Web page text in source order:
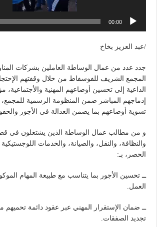
00:00
/عبد العزيز بخاخ
جدد عدد من عمال الوساطة العاملين بشركات
المجمع الشريف للفوسفاط من خلال وقفتهم
الداعية إلى تحسين أوضاعهم المهنية
إدماجهم المباشر ضمن المنظومة الرسمية للمجمع،
تسوية أوضاعهم بما يضمن العدالة في الأجور
و من مطالب عمال الوساطة الذين يشتغلون في
والنظافة، والنقل، والصيانة، والخدمات
الحصر، بـ:
ــ تحسين الأجور بما يتناسب مع طبيعة المهام
العمل.
ــ ضمان الإستقرار المهني عبر عقود دائمة
تجديد الصفقات.